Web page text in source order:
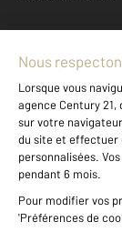
Mentions
Achat